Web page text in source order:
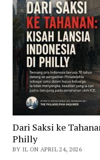
Dari Saksi ke
Philly
BY IL ON APRIL 24, 2026